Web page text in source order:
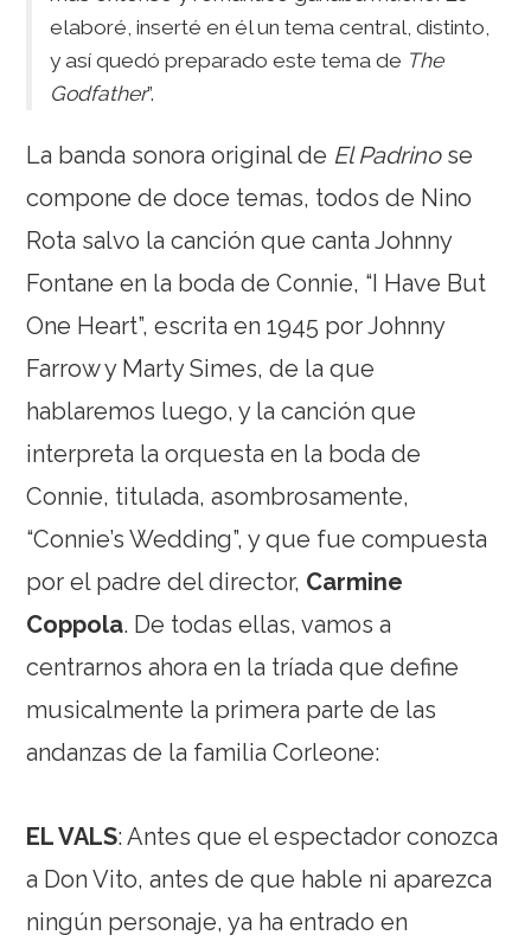
elaboré, inserté en él un tema central, distinto,
y así quedó preparado este tema de The
Godfather”.
La banda sonora original de El Padrinose
compone de doce temas, todos de Nino
Rota salvo la canción que canta Johnny
Fontane en la boda de Connie, “I Have But
One Heart”, escrita en 1945 por Johnny
Farrow y Marty Simes, de la que
hablaremos luego, y la canción que
interpreta la orquesta en la boda de
Connie, titulada, asombrosamente,
“Connie’s Wedding”, y que fue compuesta
por el padre del director, Carmine
Coppola. De todas ellas, vamos a
centrarnos ahora en la tríada que define
musicalmente la primera parte de las
andanzas de la familia Corleone:
EL VALS: Antes que el espectador conozca
a Don Vito, antes de que hable ni aparezca
ningún personaje, ya ha entrado en